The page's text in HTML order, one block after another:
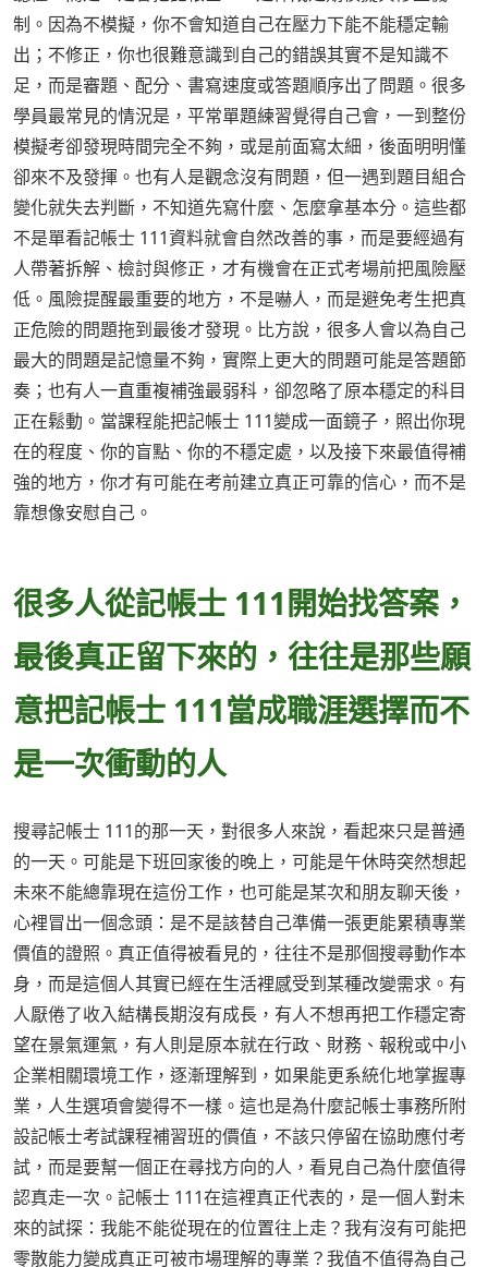
制。因為不模擬，你不會知道自己在壓力下能不能穩定輸
出；不修正，你也很難意識到自己的錯誤其實不是知識不
足，而是審題、配分、書寫速度或答題順序出了問題。很多
學員最常見的情況是，平常單題練習覺得自己會，一到整份
模擬考卻發現時間完全不夠，或是前面寫太細，後面明明懂
卻來不及發揮。也有人是觀念沒有問題，但一遇到題目組合
變化就失去判斷，不知道先寫什麼、怎麼拿基本分。這些都
不是單看記帳士 111資料就會自然改善的事，而是要經過有
人帶著拆解、檢討與修正，才有機會在正式考場前把風險壓
低。風險提醒最重要的地方，不是嚇人，而是避免考生把真
正危險的問題拖到最後才發現。比方說，很多人會以為自己
最大的問題是記憶量不夠，實際上更大的問題可能是答題節
奏；也有人一直重複補強最弱科，卻忽略了原本穩定的科目
正在鬆動。當課程能把記帳士 111變成一面鏡子，照出你現
在的程度、你的盲點、你的不穩定處，以及接下來最值得補
強的地方，你才有可能在考前建立真正可靠的信心，而不是
靠想像安慰自己。
很多人從記帳士 111開始找答案，
最後真正留下來的，往往是那些願
意把記帳士 111當成職涯選擇而不
是一次衝動的人
搜尋記帳士 111的那一天，對很多人來說，看起來只是普通
的一天。可能是下班回家後的晚上，可能是午休時突然想起
未來不能總靠現在這份工作，也可能是某次和朋友聊天後，
心裡冒出一個念頭：是不是該替自己準備一張更能累積專業
價值的證照。真正值得被看見的，往往不是那個搜尋動作本
身，而是這個人其實已經在生活裡感受到某種改變需求。有
人厭倦了收入結構長期沒有成長，有人不想再把工作穩定寄
望在景氣運氣，有人則是原本就在行政、財務、報稅或中小
企業相關環境工作，逐漸理解到，如果能更系統化地掌握專
業，人生選項會變得不一樣。這也是為什麼記帳士事務所附
設記帳士考試課程補習班的價值，不該只停留在協助應付考
試，而是要幫一個正在尋找方向的人，看見自己為什麼值得
認真走一次。記帳士 111在這裡真正代表的，是一個人對未
來的試探：我能不能從現在的位置往上走？我有沒有可能把
零散能力變成真正可被市場理解的專業？我值不值得為自己